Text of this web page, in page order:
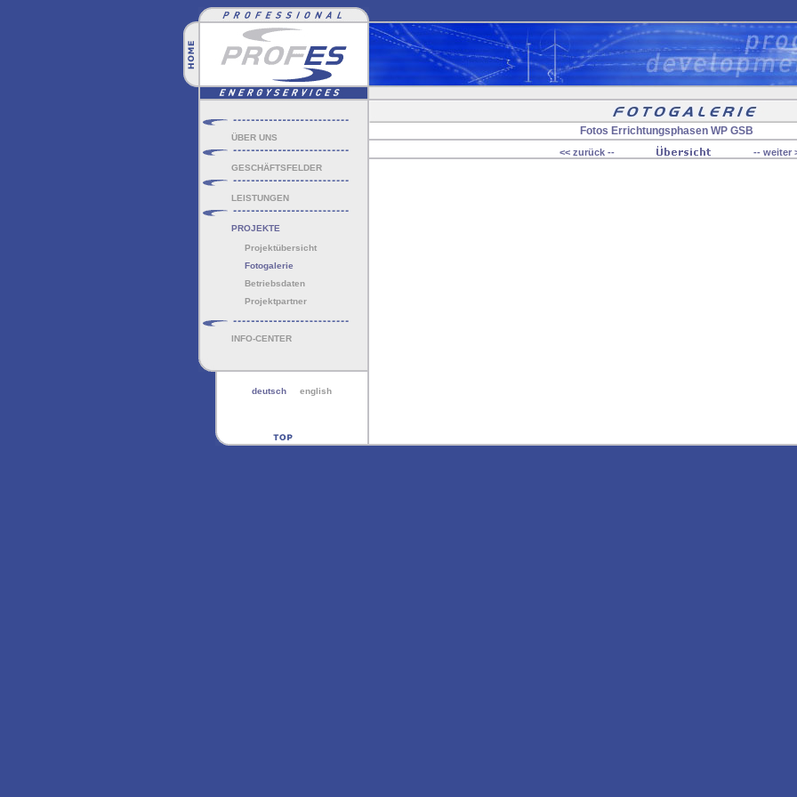
ÜBER UNS
GESCHÄFTSFELDER
LEISTUNGEN
PROJEKTE
Projektübersicht
Fotogalerie
Betriebsdaten
Projektpartner
INFO-CENTER
deutsch english
Fotos Errichtungsphasen WP GSB
<< zurück -- -- weiter